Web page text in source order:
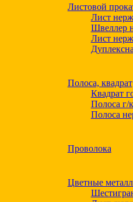
Листовой
Лист
Швеллер
Лист
Полоса, квадрат
Квадрат
Полоса г/к
Полоса
Проволока
Цветные